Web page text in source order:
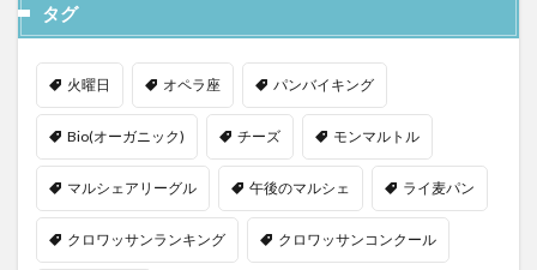
タグ
火曜日 オペラ座 パンバイキング
Bio(オーガニック) チーズ モンマルトル
マルシェアリーグル 午後のマルシェ ライ麦パン
クロワッサンランキング クロワッサンコンクール